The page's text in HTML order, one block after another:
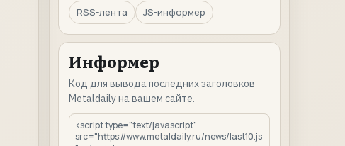
RSS-лента
JS-информер
Информер
Код для вывода последних заголовков
Metaldaily на вашем сайте.